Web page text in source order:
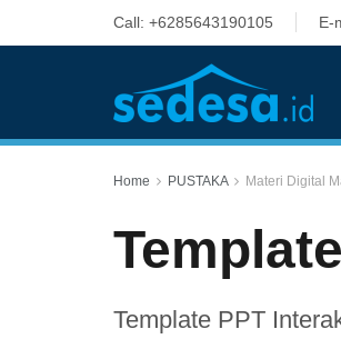
Call: +6285643190105 E-
Home PUSTAKA Materi Digital
Template PPT